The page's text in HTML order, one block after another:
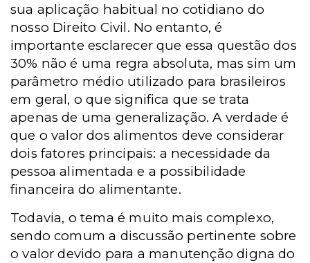
sua aplicação habitual no cotidiano do
nosso Direito Civil. No entanto, é
importante esclarecer que essa questão dos
30% não é uma regra absoluta, mas sim um
parâmetro médio utilizado para brasileiros
em geral, o que significa que se trata
apenas de uma generalização. A verdade é
que o valor dos alimentos deve considerar
dois fatores principais: a necessidade da
pessoa alimentada e a possibilidade
financeira do alimentante.
Todavia, o tema é muito mais complexo,
sendo comum a discussão pertinente sobre
o valor devido para a manutenção digna do